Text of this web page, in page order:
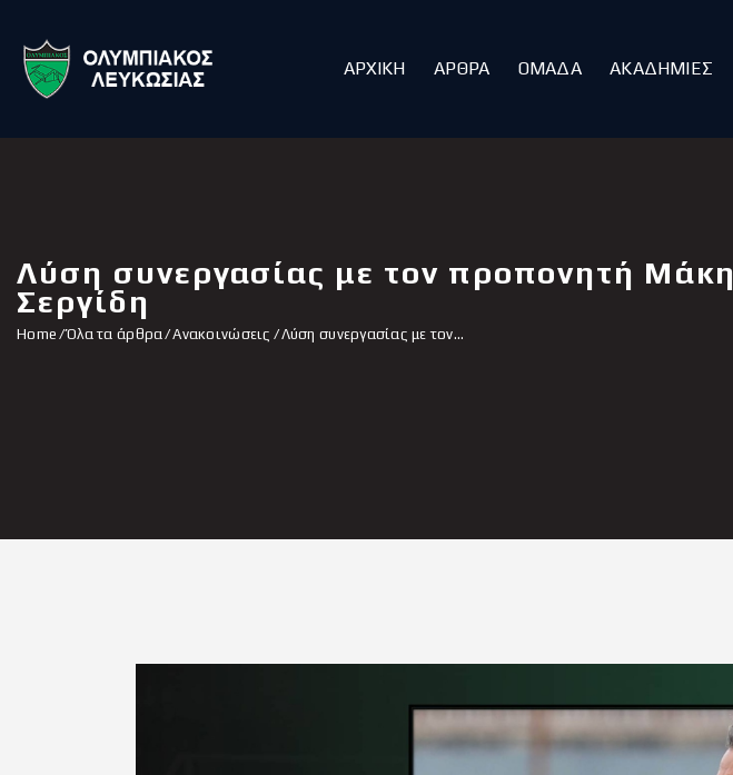
ΑΡΧΙΚΗ ΑΡΘΡΑ ΟΜΑΔΑ ΑΚΑΔΗΜΙΕΣ
Λύση συνεργασίας με τον προπονητή Μάκη
Σεργίδη
Home Όλα τα άρθρα Ανακοινώσεις Λύση συνεργασίας με τον...
ΑΡΘΡΑ
ΑΚΑΔΗΜΙΕΣ